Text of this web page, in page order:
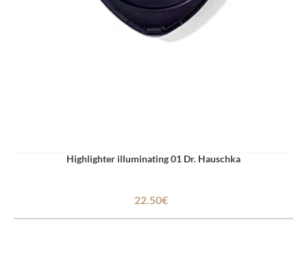
Highlighter illuminating 01 Dr. Hauschka
22.50€